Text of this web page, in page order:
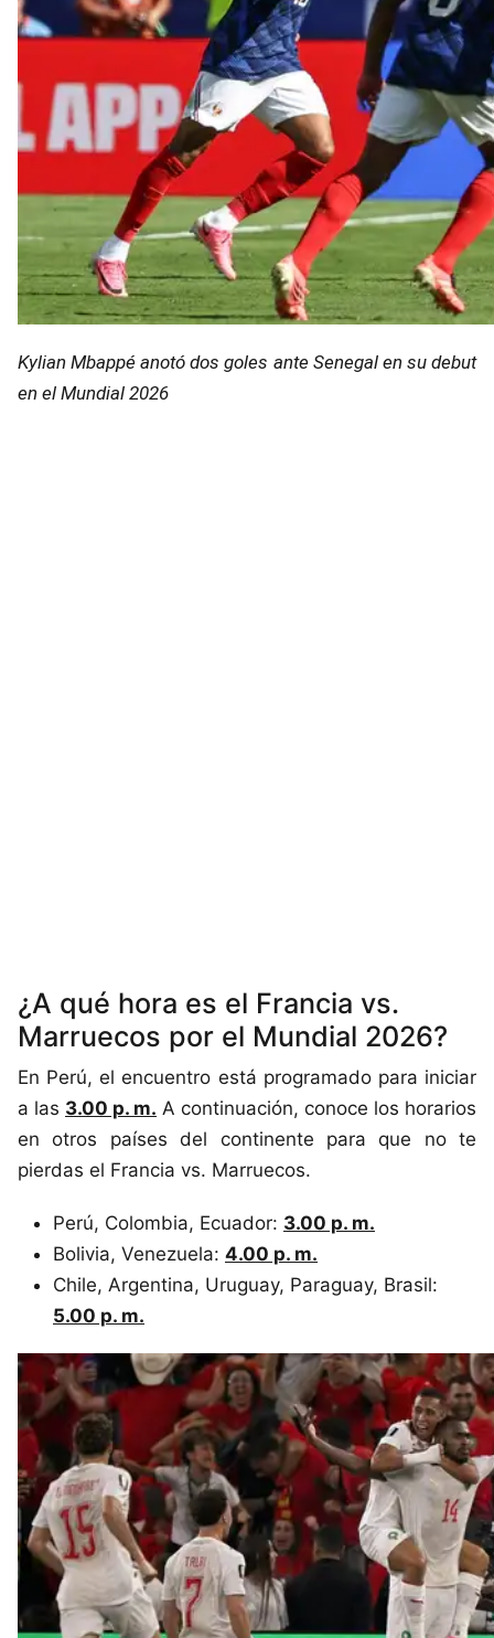
Kylian Mbappé anotó dos goles ante Senegal en su debut
en el Mundial 2026
¿A qué hora es el Francia vs.
Marruecos por el Mundial 2026?
En Perú, el encuentro está programado para iniciar
a las 3.00 p. m. A continuación, conoce los horarios
en otros países del continente para que no te
pierdas el Francia vs. Marruecos.
Perú, Colombia, Ecuador: 3.00 p. m.
Bolivia, Venezuela: 4.00 p. m.
Chile, Argentina, Uruguay, Paraguay, Brasil:
5.00 p. m.